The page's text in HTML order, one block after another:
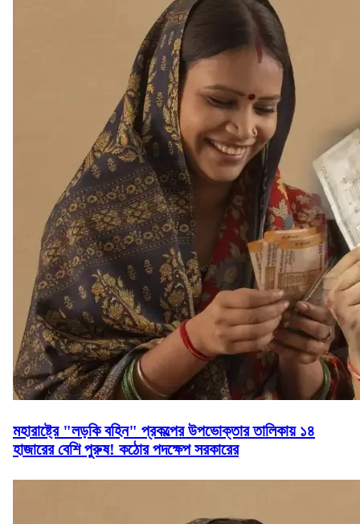
মহারাষ্ট্রে "লড়কি বহিন" প্রকল্পের উপভোক্তার তালিকায় ১৪
হাজারের বেশি পুরুষ! কঠোর পদক্ষেপ সরকারের